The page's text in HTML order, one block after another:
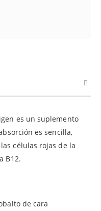
es un suplemento
es sencilla,
células rojas de la
B12.
de cara